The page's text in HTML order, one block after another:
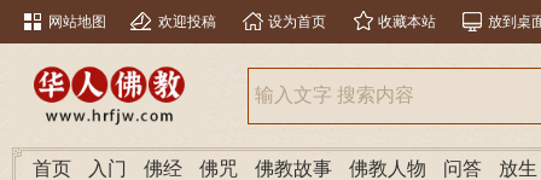
网站地图 欢迎投稿 设为首页 收藏本站 放到桌
首页 入门 佛经 佛咒 佛教故事 佛教人物 问答 放生